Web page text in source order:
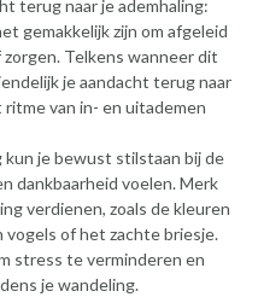
terug naar je ademhaling:
gemakkelijk zijn om afgeleid
Telkens wanneer dit
je aandacht terug naar
ritme van in- en uitademen
je bewust stilstaan bij de
dankbaarheid voelen. Merk
verdienen, zoals de kleuren
vogels of het zachte briesje.
stress te verminderen en
je wandeling.